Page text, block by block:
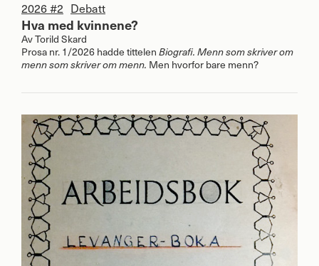
2026 #2 Debatt
Hva med kvinnene?
AvTorild Skard
Prosa nr. 1/2026 hadde tittelen Biografi. Menn som skriver om
menn som skriver om menn. Men hvorfor bare menn?